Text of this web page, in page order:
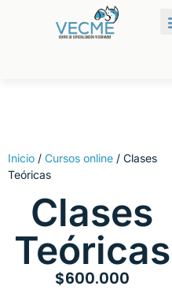
Inicio / Cursos online / Clases
Teóricas
Clases
Teóricas
$600.000